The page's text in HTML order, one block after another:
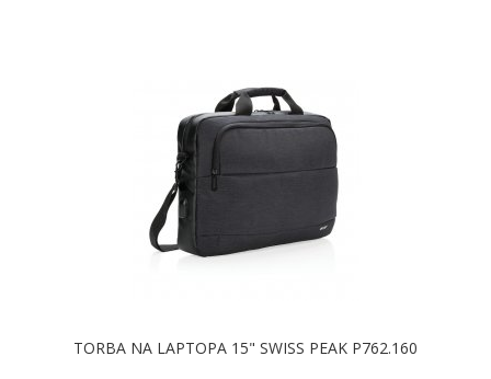
TORBA NA LAPTOPA 15" SWISS PEAK P762.160